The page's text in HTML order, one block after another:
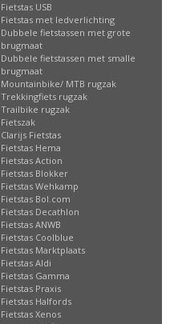
Fietstas USB
Fietstas met ledverlichting
Dubbele fietstassen met grote
brugmaat
Dubbele fietstassen met smalle
brugmaat
Mountainbike/ MTB rugzak
Trekkingfiets rugzak
Trailbike rugzak
Fietszak
Clarijs Fietstas
Fietstas Hema
Fietstas Action
Fietstas Blokker
Fietstas Wehkamp
Fietstas Bol.com
Fietstas Decathlon
Fietstas ANWB
Fietstas Coolblue
Fietstas Marktplaats
Fietstas Aldi
Fietstas Gamma
Fietstas Praxis
Fietstas Halfords
Fietstas Xenos